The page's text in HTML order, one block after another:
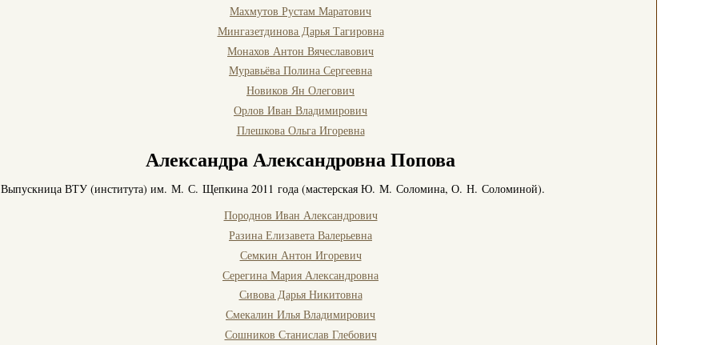
Махмутов Рустам Маратович
Мингазетдинова Дарья Тагировна
Монахов Антон Вячеславович
Муравьёва Полина Сергеевна
Новиков Ян Олегович
Орлов Иван Владимирович
Плешкова Ольга Игоревна
Александра Александровна Попова
Выпускница ВТУ (института) им. М. С. Щепкина 2011 года (мастерская Ю. М. Соломина, О. Н. Соломиной).
Породнов Иван Александрович
Разина Елизавета Валерьевна
Семкин Антон Игоревич
Серегина Мария Александровна
Сивова Дарья Никитовна
Смекалин Илья Владимирович
Сошников Станислав Глебович